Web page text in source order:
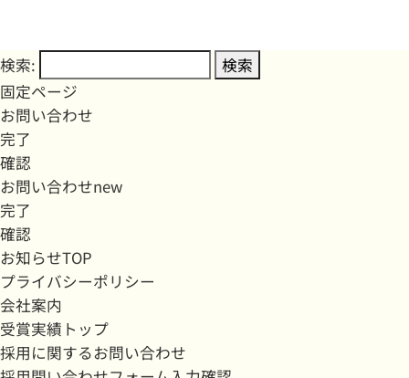
検索:
固定ページ
お問い合わせ
完了
確認
お問い合わせnew
完了
確認
お知らせTOP
プライバシーポリシー
会社案内
受賞実績トップ
採用に関するお問い合わせ